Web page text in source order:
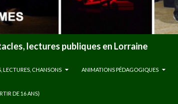
lectures publiques en Lorraine
LECTURES, CHANSONS ANIMATIONS PÉDAGOGIQUES
DE 16 ANS)